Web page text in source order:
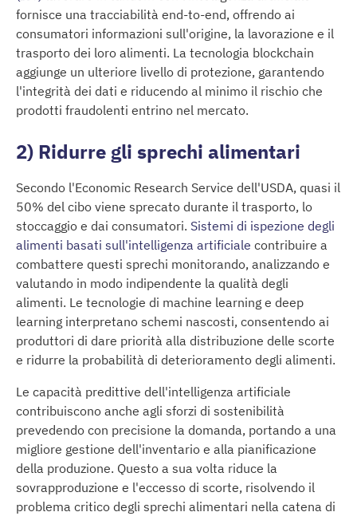
fornisce una tracciabilità end-to-end, offrendo ai
consumatori informazioni sull'origine, la lavorazione e il
trasporto dei loro alimenti. La tecnologia blockchain
aggiunge un ulteriore livello di protezione, garantendo
l'integrità dei dati e riducendo al minimo il rischio che
prodotti fraudolenti entrino nel mercato.
2) Ridurre gli sprechi alimentari
Secondo l'Economic Research Service dell'USDA, quasi il
50% del cibo viene sprecato durante il trasporto, lo
stoccaggio e dai consumatori. Sistemi di ispezione degli
alimenti basati sull'intelligenza artificiale contribuire a
combattere questi sprechi monitorando, analizzando e
valutando in modo indipendente la qualità degli
alimenti. Le tecnologie di machine learning e deep
learning interpretano schemi nascosti, consentendo ai
produttori di dare priorità alla distribuzione delle scorte
e ridurre la probabilità di deterioramento degli alimenti.
Le capacità predittive dell'intelligenza artificiale
contribuiscono anche agli sforzi di sostenibilità
prevedendo con precisione la domanda, portando a una
migliore gestione dell'inventario e alla pianificazione
della produzione. Questo a sua volta riduce la
sovrapproduzione e l'eccesso di scorte, risolvendo il
problema critico degli sprechi alimentari nella catena di